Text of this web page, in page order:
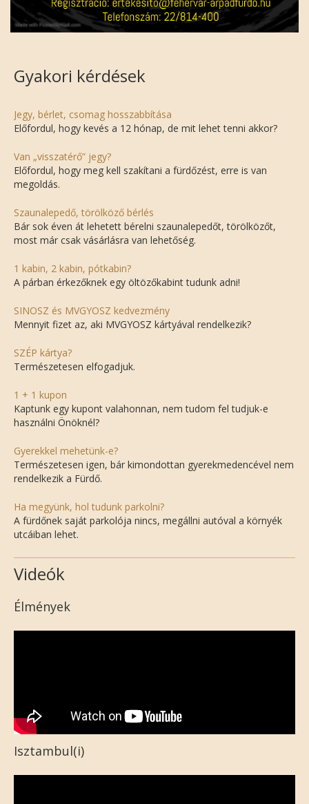
Gyakori kérdések
Jegy, bérlet, csomag hosszabbítása
Előfordul, hogy kevés a 12 hónap, de mit lehet tenni akkor?
Van „visszatérő” jegy?
Előfordul, hogy meg kell szakítani a fürdőzést, erre is van
megoldás.
Szaunalepedő, törölköző bérlés
Bár sok éven át lehetett bérelni szaunalepedőt, törölközőt,
most már csak vásárlásra van lehetőség.
1 kabin, 2 kabin, pótkabin?
A párban érkezőknek egy öltözőkabint tudunk adni!
SINOSZ és MVGYOSZ kedvezmény
Mennyit fizet az, aki MVGYOSZ kártyával rendelkezik?
SZÉP kártya?
Természetesen elfogadjuk.
1 + 1 kupon
Kaptunk egy kupont valahonnan, nem tudom fel tudjuk-e
használni Önöknél?
Gyerekkel mehetünk-e?
Természetesen igen, bár kimondottan gyerekmedencével nem
rendelkezik a Fürdő.
Ha megyünk, hol tudunk parkolni?
A fürdőnek saját parkolója nincs, megállni autóval a környék
utcáiban lehet.
Videók
Élmények
Isztambul(i)